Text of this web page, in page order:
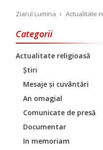
Ziarul Lumina › Actualitate
Categorii
Actualitate religioasă
Știri
Mesaje și cuvântări
An omagial
Comunicate de presă
Documentar
In memoriam